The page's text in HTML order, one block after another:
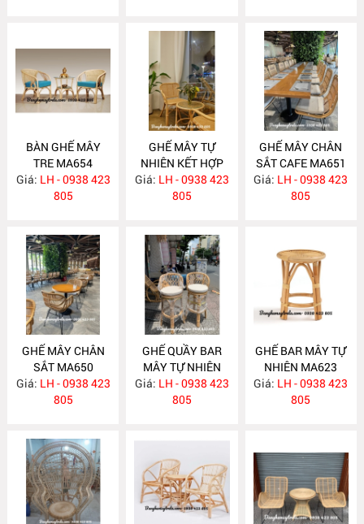
BÀN GHẾ MÂY
TRE MA654
Giá: LH - 0938 423
805
GHẾ MÂY TỰ
NHIÊN KẾT HỢP
LƯỚI MÂY MA653
Giá: LH - 0938 423
805
GHẾ MÂY CHÂN
SẮT CAFE MA651
Giá: LH - 0938 423
805
GHẾ MÂY CHÂN
SẮT MA650
Giá: LH - 0938 423
805
GHẾ QUẦY BAR
MÂY TỰ NHIÊN
MA634
Giá: LH - 0938 423
805
GHẾ BAR MÂY TỰ
NHIÊN MA623
Giá: LH - 0938 423
805